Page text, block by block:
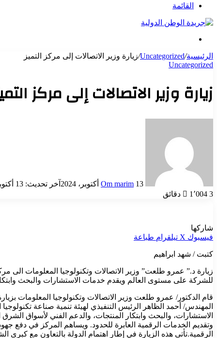
القائمة
الرئيسية/
Uncategorized
/زيارة وزير الاتصالات إلى مركز التميز
Uncategorized
زيارة وزير الاتصالات إلى مركز
Om marim 13 أكتوبر، 2024
آخر تحديث: 13 أكتوبر، 2024
1٬004 3 دقائق
شاركها
فيسبوك ‫X تيلقرام طباعة
كتبت / شهد ابراهيم
للشركة على مستوى العالم ويقدم خدمات الاستشارات والبحث وابتكار المنتجات
المهندس/ أحمد الظاهر الرئيس التنفيذي لهيئة تنمية صناعة
وتقديم الخدمات الرقمية العابرة للحدود. ويساهم المركز في دفع